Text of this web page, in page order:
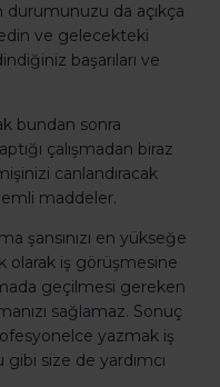
durumunuzu da açıkça
ve gelecekteki
başarıları ve
bundan sonra
çalışmadan biraz
canlandıracak
maddeler.
şansınızı en yükseğe
olarak iş görüşmesine
geçilmesi gereken
sağlamaz. Sonuç
yazmak iş
gibi size de yardımcı